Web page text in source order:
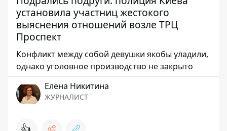
установила участниц жестокого
выяснения отношений возле ТРЦ
Проспект
Конфликт между собой девушки якобы уладили,
однако уголовное производство не закрыто
Елена Никитина
ЖУРНАЛИСТ